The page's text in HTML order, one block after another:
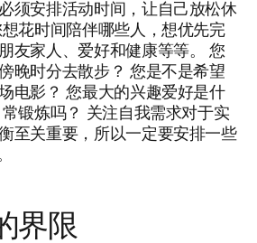
须安排活动时间，让自己放松休
花时间陪伴哪些人，想优先完
友家人、爱好和健康等等。 您
晚时分去散步？ 您是不是希望
电影？ 您最大的兴趣爱好是什
锻炼吗？ 关注自我需求对于实
至关重要，所以一定要安排一些
界限